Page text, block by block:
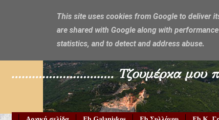
Galaniskos
.............................. Τζουμέρκα μου
This site uses cookies from Google to deliver
are shared with Google along with
statistics, and to detect and address abuse.